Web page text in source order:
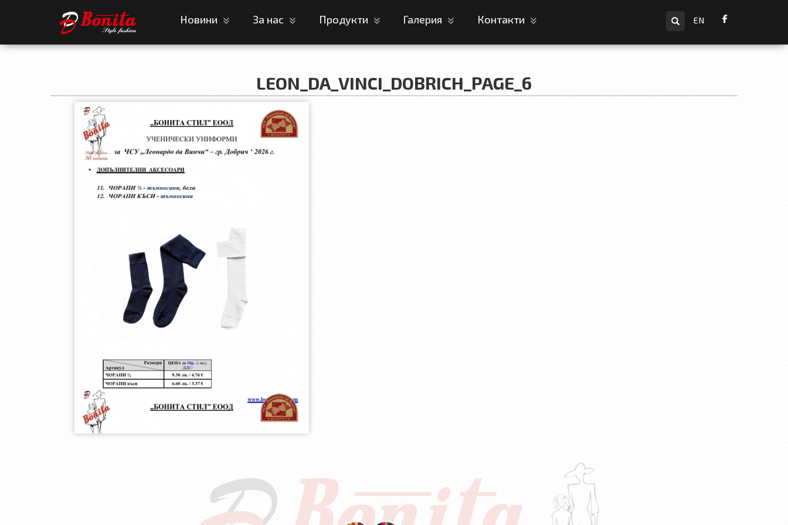
Новини За нас Продукти Галерия Контакти
EN
LEON_DA_VINCI_DOBRICH_PAGE_6